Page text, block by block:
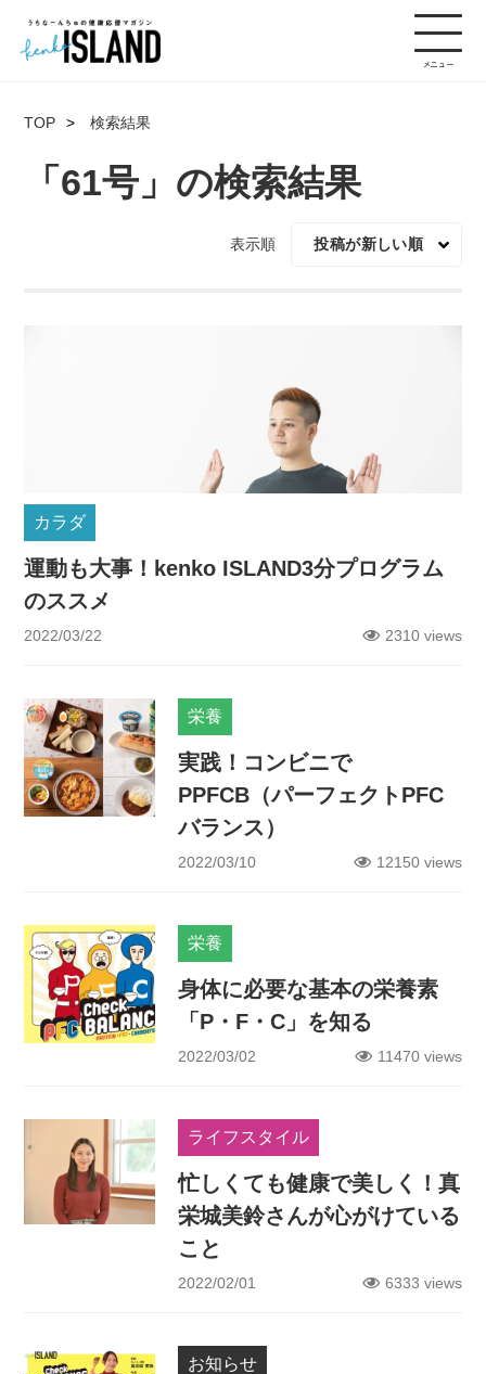
TOP 検索結果
「61号」の検索結果
表示順
カラダ
運動も大事！kenko ISLAND3分プログラム
のススメ
2022/03/22 2310 views
栄養
実践！コンビニで
PPFCB（パーフェクトPFC
バランス）
2022/03/10 12150 views
栄養
身体に必要な基本の栄養素
「P・F・C」を知る
2022/03/02 11470 views
ライフスタイル
忙しくても健康で美しく！真
栄城美鈴さんが心がけている
こと
2022/02/01 6333 views
お知らせ